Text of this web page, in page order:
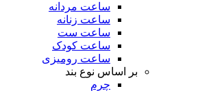
ساعت مردانه
ساعت زنانه
ساعت ست
ساعت کودک
ساعت رومیزی
بر اساس نوع بند
چرم